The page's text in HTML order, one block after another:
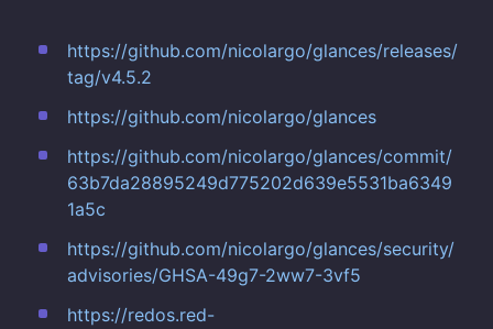
https://github.com/nicolargo/glances/releases/
tag/v4.5.2
https://github.com/nicolargo/glances
https://github.com/nicolargo/glances/commit/
63b7da28895249d775202d639e5531ba6349
1a5c
https://github.com/nicolargo/glances/security/
advisories/GHSA-49g7-2ww7-3vf5
https://redos.red-